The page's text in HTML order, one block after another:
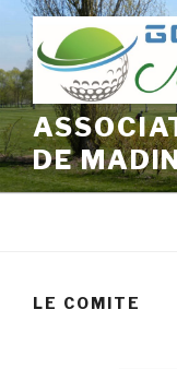
Aller
contenu
principal
DE
LE COMITE